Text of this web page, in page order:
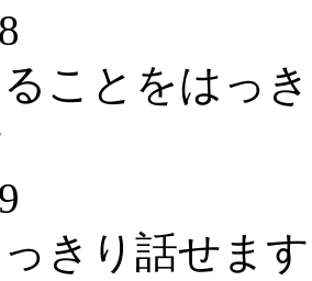
ことをはっ
きり話せます